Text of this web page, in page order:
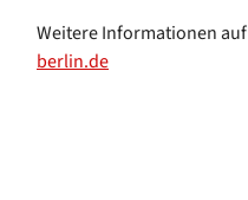
Weitere Informationen auf
berlin.de